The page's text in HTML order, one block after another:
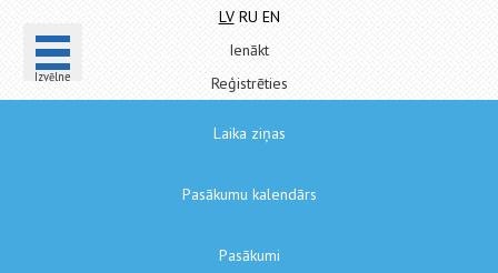
Izvēlne
LV RU EN
Ienākt
Reģistrēties
Laika ziņas
Pasākumu kalendārs
Pasākumi